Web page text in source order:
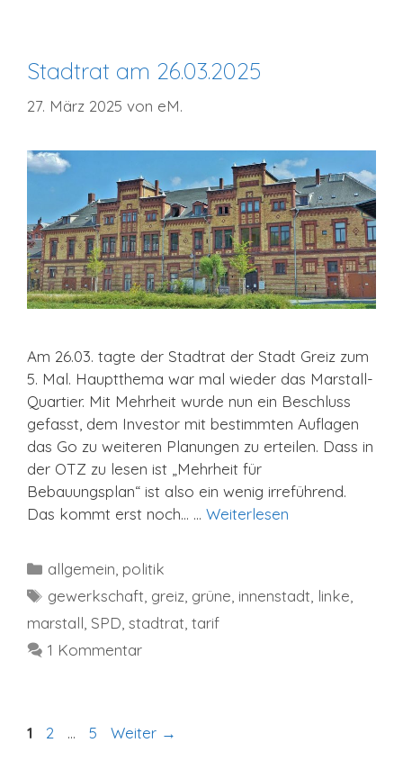
Stadtrat am 26.03.2025
27. März 2025 von eM.
Am 26.03. tagte der Stadtrat der Stadt Greiz zum
5. Mal. Hauptthema war mal wieder das Marstall-
Quartier. Mit Mehrheit wurde nun ein Beschluss
gefasst, dem Investor mit bestimmten Auflagen
das Go zu weiteren Planungen zu erteilen. Dass in
der OTZ zu lesen ist „Mehrheit für
Bebauungsplan“ ist also ein wenig irreführend.
Das kommt erst noch… … Weiterlesen
Kategorien
allgemein politik
Schlagwörter
gewerkschaft greiz grüne innenstadt linke
marstall SPD stadtrat tarif
1 Kommentar
Seite
1 Seite
2 … Seite
5 Weiter →